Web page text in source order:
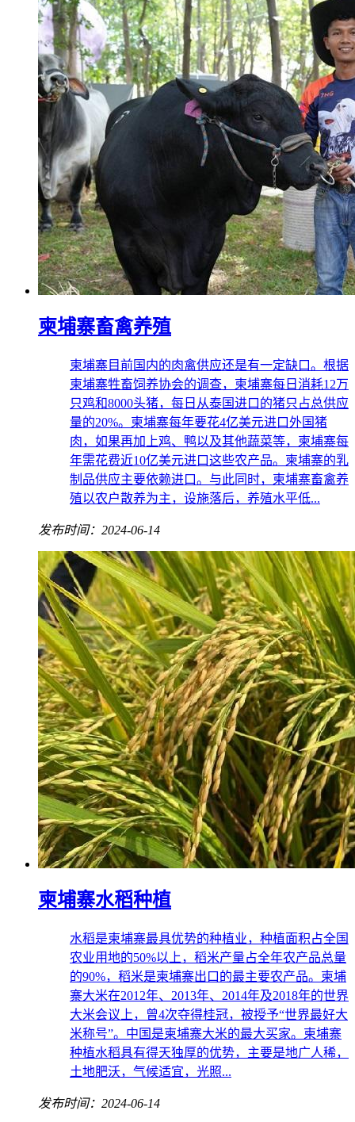
柬埔寨畜禽养殖
柬埔寨目前国内的肉禽供应还是有一定缺口。根据
柬埔寨牲畜饲养协会的调查，柬埔寨每日消耗12万
只鸡和8000头猪，每日从泰国进口的猪只占总供应
量的20%。柬埔寨每年要花4亿美元进口外国猪
肉，如果再加上鸡、鸭以及其他蔬菜等，柬埔寨每
年需花费近10亿美元进口这些农产品。柬埔寨的乳
制品供应主要依赖进口。与此同时，柬埔寨畜禽养
殖以农户散养为主，设施落后，养殖水平低...
发布时间：2024-06-14
柬埔寨水稻种植
水稻是柬埔寨最具优势的种植业，种植面积占全国
农业用地的50%以上，稻米产量占全年农产品总量
的90%，稻米是柬埔寨出口的最主要农产品。柬埔
寨大米在2012年、2013年、2014年及2018年的世界
大米会议上，曾4次夺得桂冠，被授予“世界最好大
米称号”。中国是柬埔寨大米的最大买家。柬埔寨
种植水稻具有得天独厚的优势，主要是地广人稀，
土地肥沃，气候适宜，光照...
发布时间：2024-06-14